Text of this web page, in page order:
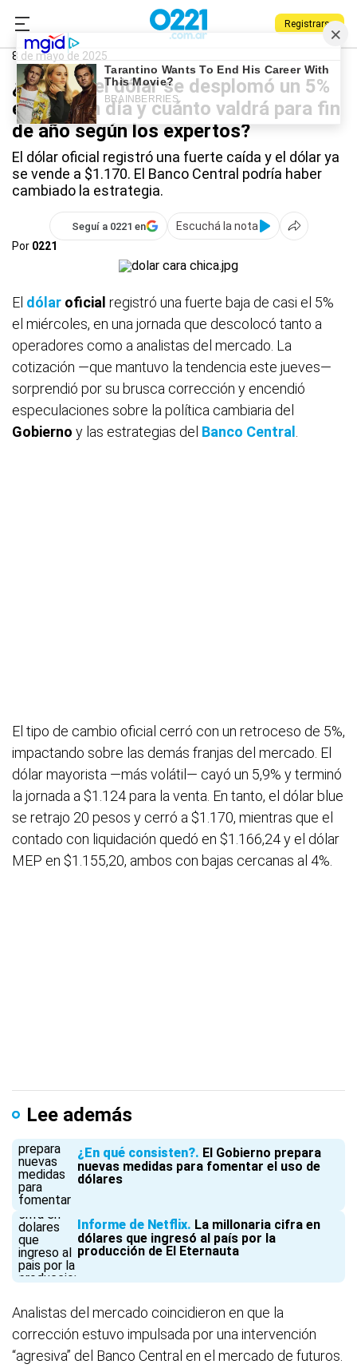
Registrarse
0221.com.ar
Dólar
8 de mayo de 2025
¿Por qué el dólar se desplomó un 5%
en solo un día y cuánto valdrá para fin
de año según los expertos?
El dólar oficial registró una fuerte caída y el dólar ya
se vende a $1.170. El Banco Central podría haber
cambiado la estrategia.
Seguí a 0221 en
Escuchá la nota
Por 0221
El dólar oficial registró una fuerte baja de casi el 5%
el miércoles, en una jornada que descolocó tanto a
operadores como a analistas del mercado. La
cotización —que mantuvo la tendencia este jueves—
sorprendió por su brusca corrección y encendió
especulaciones sobre la política cambiaria del
Gobierno y las estrategias del Banco Central
El tipo de cambio oficial cerró con un retroceso de 5%,
impactando sobre las demás franjas del mercado. El
dólar mayorista —más volátil— cayó un 5,9% y terminó
la jornada a $1.124 para la venta. En tanto, el dólar blue
se retrajo 20 pesos y cerró a $1.170, mientras que el
contado con liquidación quedó en $1.166,24 y el dólar
MEP en $1.155,20, ambos con bajas cercanas al 4%.
Lee además
¿En qué consisten? El Gobierno prepara
nuevas medidas para fomentar el uso de
dólares
Informe de Netflix La millonaria cifra en
dólares que ingresó al país por la
producción de El Eternauta
Analistas del mercado coincidieron en que la
corrección estuvo impulsada por una intervención
“agresiva” del Banco Central en el mercado de futuros.